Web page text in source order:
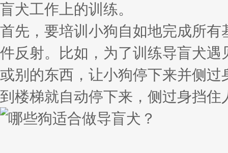
盲犬工作上的训练。
首先，要培训小狗自如地完成所
件反射。比如，为了训练导盲犬
或别的东西，让小狗停下来并侧
到楼梯就自动停下来，侧过身挡